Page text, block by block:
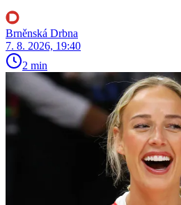
Brněnská Drbna
7. 8. 2026, 19:40
2 min